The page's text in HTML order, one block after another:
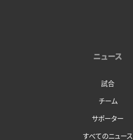
ニュース
試合
チーム
サポーター
すべてのニュース